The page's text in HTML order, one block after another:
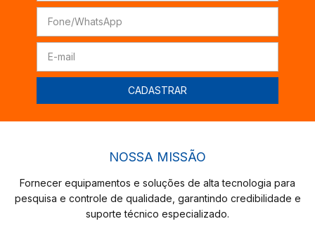
NOSSA MISSÃO
Fornecer equipamentos e soluções de alta tecnologia para
pesquisa e controle de qualidade, garantindo credibilidade e
suporte técnico especializado.